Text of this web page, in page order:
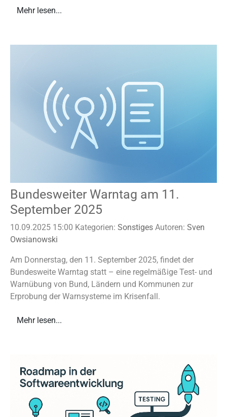
Mehr lesen...
Bundesweiter Warntag am 11.
September 2025
10.09.2025 15:00 Kategorien: Sonstiges Autoren: Sven
Owsianowski
Am Donnerstag, den 11. September 2025, findet der
Bundesweite Warntag statt – eine regelmäßige Test- und
Warnübung von Bund, Ländern und Kommunen zur
Erprobung der Warnsysteme im Krisenfall.
Mehr lesen...